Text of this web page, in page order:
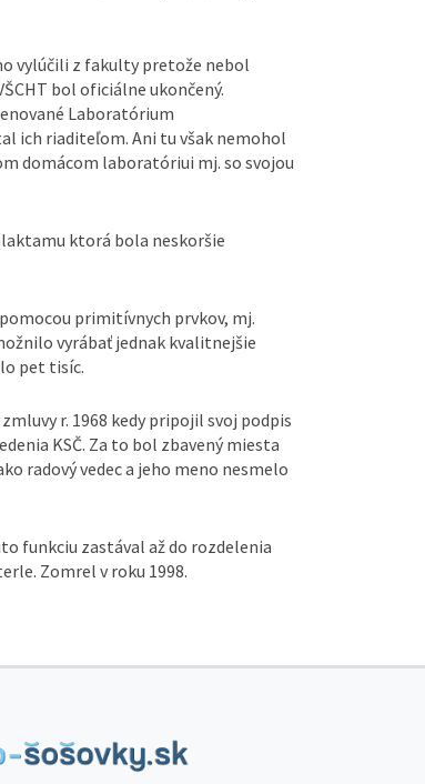
vylúčili z fakulty pretože nebol
bol oficiálne ukončený.
Laboratórium
ich riaditeľom. Ani tu však nemohol
domácom laboratóriui mj. so svojou
ktorá bola neskoršie
primitívnych prvkov, mj.
vyrábať jednak kvalitnejšie
pet tisíc.
r. 1968 kedy pripojil svoj podpis
KSČ. Za to bol zbavený miesta
radový vedec a jeho meno nesmelo
funkciu zastával až do rozdelenia
Zomrel v roku 1998.